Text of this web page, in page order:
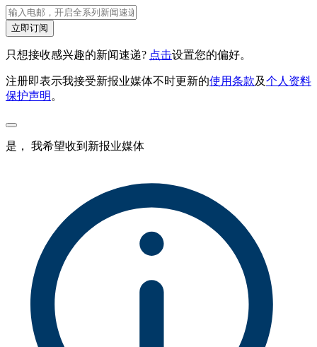
立即订阅
只想接收感兴趣的新闻速递? 点击设置您的偏好。
注册即表示我接受新报业媒体不时更新的使用条款及个人资料
保护声明 。
是， 我希望收到新报业媒体